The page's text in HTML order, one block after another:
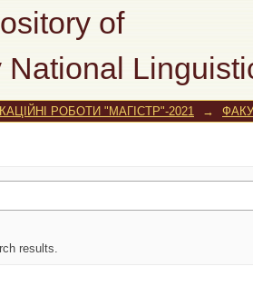
of
National
РОБОТИ "МАГІСТР"-2021 →
results.